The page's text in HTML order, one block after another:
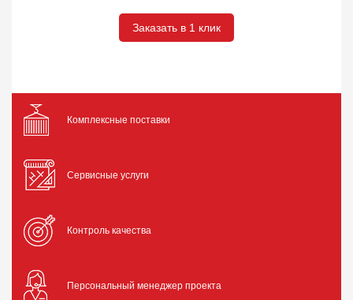
Заказать в 1 клик
Комплексные поставки
Сервисные услуги
Контроль качества
Персональный менеджер проекта